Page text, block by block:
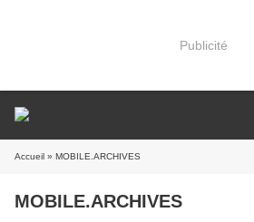
Publicité
Accueil » MOBILE.ARCHIVES
MOBILE.ARCHIVES